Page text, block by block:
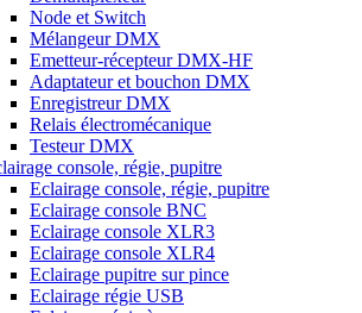
Node et Switch
Mélangeur DMX
Emetteur-récepteur DMX-HF
Adaptateur et bouchon DMX
Enregistreur DMX
Relais électromécanique
Testeur DMX
console, régie, pupitre
Eclairage console, régie, pupitre
Eclairage console BNC
Eclairage console XLR3
Eclairage console XLR4
Eclairage pupitre sur pince
Eclairage régie USB